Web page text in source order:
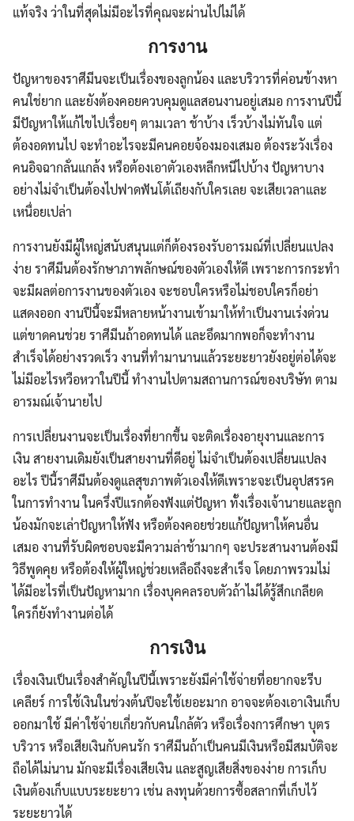
แท้จริง ว่าในที่สุดไม่มีอะไรที่คุณจะผ่านไปไม่ได้
การงาน
ปัญหาของราศีมีนจะเป็นเรื่องของลูกน้อง และบริวารที่ค่อนข้างหา
คนใช่ยาก และยังต้องคอยควบคุมดูแลสอนงานอยู่เสมอ การงานปีนี้
มีปัญหาให้แก้ไขไปเรื่อยๆ ตามเวลา ช้าบ้าง เร็วบ้างไม่ทันใจ แต่
ต้องอดทนไป จะทำอะไรจะมีคนคอยจ้องมองเสมอ ต้องระวังเรื่อง
คนอิจฉากลั่นแกล้ง หรือต้องเอาตัวเองหลีกหนีไปบ้าง ปัญหาบาง
อย่างไม่จำเป็นต้องไปฟาดฟันโต้เถียงกับใครเลย จะเสียเวลาและ
เหนื่อยเปล่า
การงานยังมีผู้ใหญ่สนับสนุนแต่ก็ต้องรองรับอารมณ์ที่เปลี่ยนแปลง
ง่าย ราศีมีนต้องรักษาภาพลักษณ์ของตัวเองให้ดี เพราะการกระทำ
จะมีผลต่อการงานของตัวเอง จะชอบใครหรือไม่ชอบใครก็อย่า
แสดงออก งานปีนี้จะมีหลายหน้างานเข้ามาให้ทำเป็นงานเร่งด่วน
แต่ขาดคนช่วย ราศีมีนถ้าอดทนได้ และอึดมากพอก็จะทำงาน
สำเร็จได้อย่างรวดเร็ว งานที่ทำมานานแล้วระยะยาวยังอยู่ต่อได้จะ
ไม่มีอะไรหวือหวาในปีนี้ ทำงานไปตามสถานการณ์ของบริษัท ตาม
อารมณ์เจ้านายไป
การเปลี่ยนงานจะเป็นเรื่องที่ยากขึ้น จะติดเรื่องอายุงานและการ
เงิน สายงานเดิมยังเป็นสายงานที่ดีอยู่ ไม่จำเป็นต้องเปลี่ยนแปลง
อะไร ปีนี้ราศีมีนต้องดูแลสุขภาพตัวเองให้ดีเพราะจะเป็นอุปสรรค
ในการทำงาน ในครึ่งปีแรกต้องฟังแต่ปัญหา ทั้งเรื่องเจ้านายและลูก
น้องมักจะเล่าปัญหาให้ฟัง หรือต้องคอยช่วยแก้ปัญหาให้คนอื่น
เสมอ งานที่รับผิดชอบจะมีความล่าช้ามากๆ จะประสานงานต้องมี
วิธีพูดคุย หรือต้องให้ผู้ใหญ่ช่วยเหลือถึงจะสำเร็จ โดยภาพรวมไม่
ได้มีอะไรที่เป็นปัญหามาก เรื่องบุคคลรอบตัวถ้าไม่ได้รู้สึกเกลียด
ใครก็ยังทำงานต่อได้
การเงิน
เรื่องเงินเป็นเรื่องสำคัญในปีนี้เพราะยังมีค่าใช้จ่ายที่อยากจะรีบ
เคลียร์ การใช้เงินในช่วงต้นปีจะใช้เยอะมาก อาจจะต้องเอาเงินเก็บ
ออกมาใช้ มีค่าใช้จ่ายเกี่ยวกับคนใกล้ตัว หรือเรื่องการศึกษา บุตร
บริวาร หรือเสียเงินกับคนรัก ราศีมีนถ้าเป็นคนมีเงินหรือมีสมบัติจะ
ถือได้ไม่นาน มักจะมีเรื่องเสียเงิน และสูญเสียสิ่งของง่าย การเก็บ
เงินต้องเก็บแบบระยะยาว เช่น ลงทุนด้วยการซื้อสลากที่เก็บไว้
ระยะยาวได้